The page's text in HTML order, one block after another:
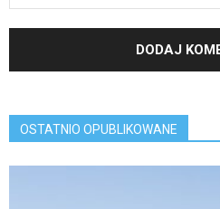
OSTATNIO OPUBLIKOWANE